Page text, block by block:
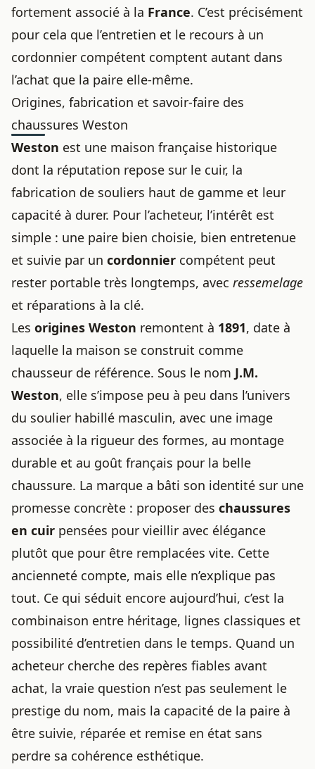
fortement associé à la France. C’est précisément
pour cela que l’entretien et le recours à un
cordonnier compétent comptent autant dans
l’achat que la paire elle-même.
Origines, fabrication et savoir-faire des
chaussures Weston
Weston est une maison française historique
dont la réputation repose sur le cuir, la
fabrication de souliers haut de gamme et leur
capacité à durer. Pour l’acheteur, l’intérêt est
simple : une paire bien choisie, bien entretenue
et suivie par un cordonnier compétent peut
rester portable très longtemps, avec ressemelage
et réparations à la clé.
Les origines Weston remontent à 1891, date à
laquelle la maison se construit comme
chausseur de référence. Sous le nom J.M.
Weston, elle s’impose peu à peu dans l’univers
du soulier habillé masculin, avec une image
associée à la rigueur des formes, au montage
durable et au goût français pour la belle
chaussure. La marque a bâti son identité sur une
promesse concrète : proposer des chaussures
en cuir pensées pour vieillir avec élégance
plutôt que pour être remplacées vite. Cette
ancienneté compte, mais elle n’explique pas
tout. Ce qui séduit encore aujourd’hui, c’est la
combinaison entre héritage, lignes classiques et
possibilité d’entretien dans le temps. Quand un
acheteur cherche des repères fiables avant
achat, la vraie question n’est pas seulement le
prestige du nom, mais la capacité de la paire à
être suivie, réparée et remise en état sans
perdre sa cohérence esthétique.